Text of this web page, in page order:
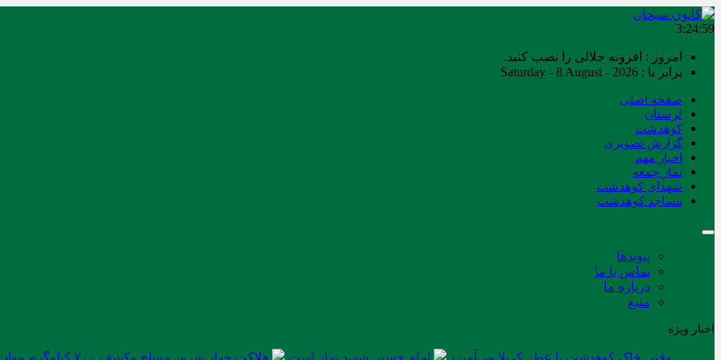
3:25:00
امروز : افزونه جلالی را نصب کنید.
برابر با : Saturday - 8 August - 2026
صفحه اصلی
لرستان
کوهدشت
گزارش تصویری
اخبار مهم
نماز جمعه
شهدای کوهدشت
مساجد کوهدشت
پیوندها
تماس با ما
درباره ما
منبع
اخبار ویژه
وقتی خاک کوهدشت با عطر کربلا می‌آمیزد امام حسین شهید نماز است هلاکت چهار شرور مسلح وکشف ۷۰۰ کیلوگرم مواد مخدر